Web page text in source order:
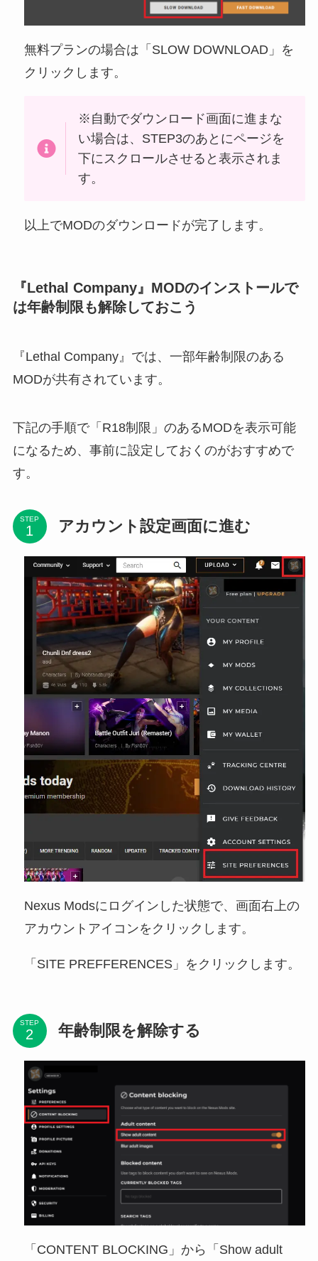
無料プランの場合は「SLOW DOWNLOAD」を
クリックします。
※自動でダウンロード画面に進まな
い場合は、STEP3のあとにページを
下にスクロールさせると表示されま
す。
以上でMODのダウンロードが完了します。
『Lethal Company』MODのインストールで
は年齢制限も解除しておこう
『Lethal Company』では、一部年齢制限のある
MODが共有されています。
下記の手順で「R18制限」のあるMODを表示可能
になるため、事前に設定しておくのがおすすめで
す。
STEP アカウント設定画面に進む
Nexus Modsにログインした状態で、画面右上の
アカウントアイコンをクリックします。
「SITE PREFFERENCES」をクリックします。
STEP 年齢制限を解除する
「CONTENT BLOCKING」から「Show adult